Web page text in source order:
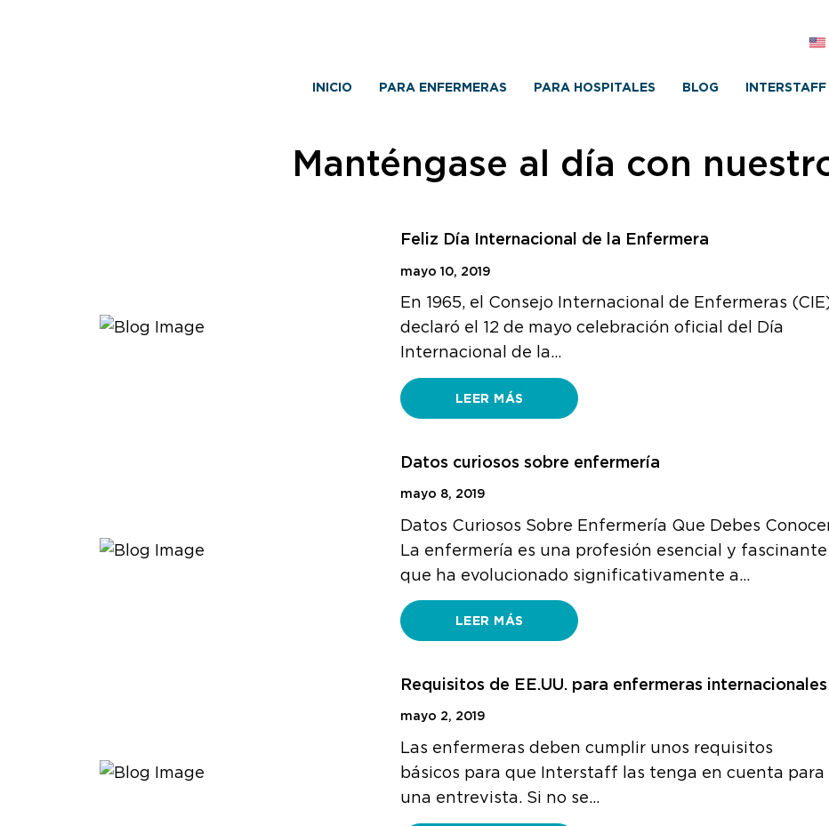
INICIO PARA ENFERMERAS PARA HOSPITALES BLOG INTERSTAFF
Manténgase al día con
Feliz Día Internacional de la Enfermera
mayo 10, 2019
En 1965, el Consejo Internacional de Enfermeras
declaró el 12 de mayo celebración oficial del Día
Internacional de la…
LEER MÁS
Datos curiosos sobre enfermería
mayo 8, 2019
Datos Curiosos Sobre Enfermería Que Debes
La enfermería es una profesión esencial y fascinante
que ha evolucionado significativamente a…
LEER MÁS
Requisitos de EE.UU. para enfermeras internacionales
mayo 2, 2019
Las enfermeras deben cumplir unos requisitos
básicos para que Interstaff las tenga en cuenta para
una entrevista. Si no se…